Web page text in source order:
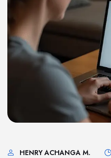
HENRY ACHANGA M.